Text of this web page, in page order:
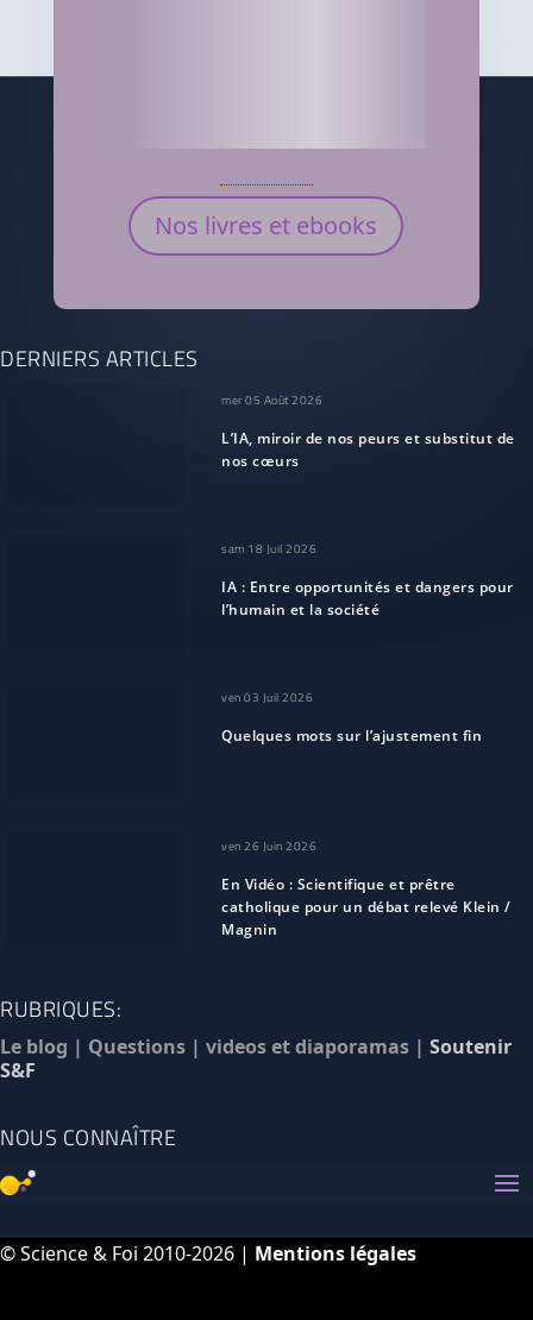
Nos livres et ebooks
DERNIERS ARTICLES
mer 05 Août 2026
L’IA, miroir de nos peurs et substitut de
nos cœurs
sam 18 Juil 2026
IA : Entre opportunités et dangers pour
l’humain et la société
ven 03 Juil 2026
Quelques mots sur l’ajustement fin
ven 26 Juin 2026
En Vidéo : Scientifique et prêtre
catholique pour un débat relevé Klein /
Magnin
RUBRIQUES:
Le blog | Questions | videos et diaporamas | Soutenir
S&F
NOUS CONNAÎTRE
© Science & Foi 2010-2026 | Mentions légales